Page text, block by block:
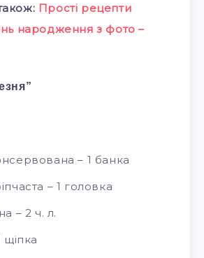
Прості рецепти
народження з фото –
– 1 банка
– 1 головка
– 2 ч. л.
щіпка